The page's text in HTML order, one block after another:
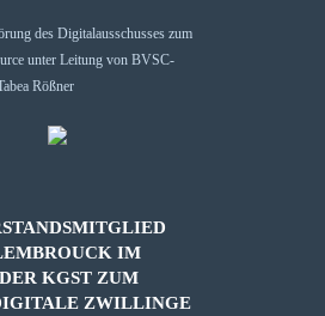
IM
KGST ZUM
ZWILLINGE